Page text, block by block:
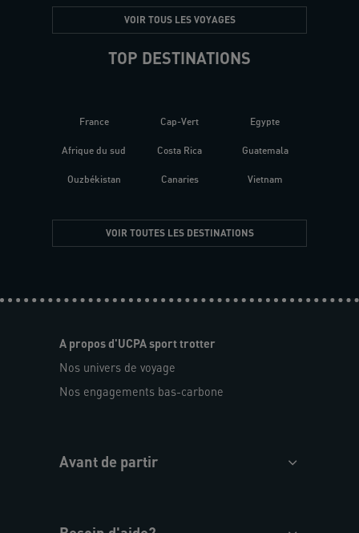
VOIR TOUS LES VOYAGES
TOP DESTINATIONS
France
Afrique du sud
Ouzbékistan
Cap-Vert
Costa Rica
Canaries
Egypte
Guatemala
Vietnam
VOIR TOUTES LES DESTINATIONS
A propos d'UCPA sport trotter
Nos univers de voyage
Nos engagements bas-carbone
Avant de partir